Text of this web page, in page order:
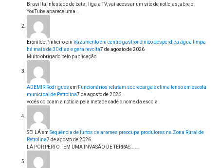
Brasil tá infestado de bets , liga a TV, vai acessar um site de notícias, abre o
YouTube aparece uma…
Eronildo Pinheiroem Vazamento em centro gastronômico desperdiça água limpa
há mais de 30 dias e gera revolta7 de agosto de 2026
Muito obrigado pelo publicação.
ADEMIR Rodrigues em Funcionários relatam sobrecarga e clima tenso em escola
municipal de Petrolina7 de agosto de 2026
vocês colocam a notícia pela metade cadê o nome da escola
SEI LÁem Sequência de furtos de arames preocupa produtores na Zona Rural de
Petrolina7 de agosto de 2026
LÁ POR PERTO TEM UMA INVASÃO DE TERRAS......